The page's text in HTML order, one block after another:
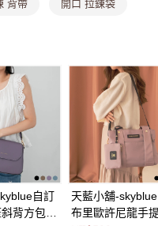
。
以下簡稱本公司）所提供，讓
帳單繳交帳款。
關係目的，商店將以您的個人
哥大進項蒐集、處理及利用，
認、核對及更正。
oppay.tw/userRule
運費
費
費
運費
背帶 開口 拉鍊袋
自訂
背方包-
天藍小舖-
布里歐許尼龍手